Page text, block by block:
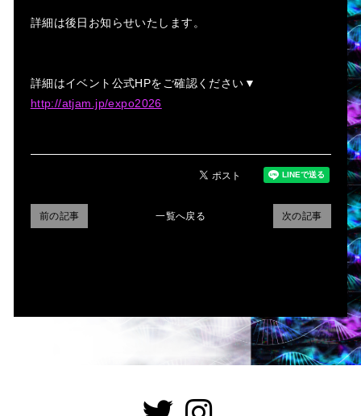
詳細は後日お知らせいたします。
詳細はイベント公式HPをご確認ください▼
http://atjam.jp/expo2026
次の記事
一覧へ戻る
前の記事